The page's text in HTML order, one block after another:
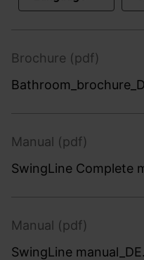
Brochure (pdf)
Manual (pdf)
SwingLine Complete
Manual (pdf)
SwingLine